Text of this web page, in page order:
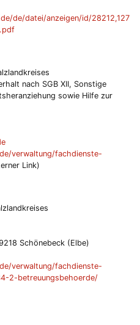
de/datei/anzeigen/id/28212,127
nach SGB XII, Sonstige
sowie Hilfe zur
verwaltung/fachdienste-
Link)
Schönebeck (Elbe)
verwaltung/fachdienste-
2-betreuungsbehoerde/